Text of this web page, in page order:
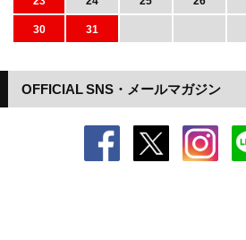
OFFICIAL SNS・メールマガジン
30
31